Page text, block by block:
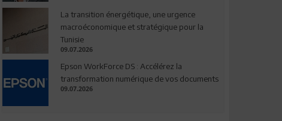
La transition énergétique, une urgence
macroéconomique et stratégique pour la
Tunisie
09.07.2026
Epson WorkForce DS : Accélérez la
transformation numérique de vos documents
09.07.2026